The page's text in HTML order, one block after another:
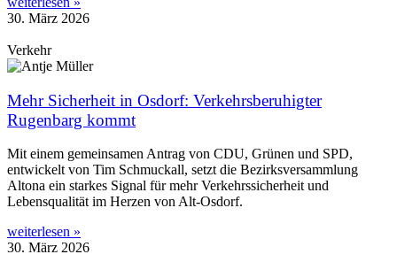
30. März 2026
Verkehr
Mehr Sicherheit in Osdorf: Verkehrsberuhigter
Rugenbarg kommt
Mit einem gemeinsamen Antrag von CDU, Grünen und SPD,
entwickelt von Tim Schmuckall, setzt die Bezirksversammlung
Altona ein starkes Signal für mehr Verkehrssicherheit und
Lebensqualität im Herzen von Alt-Osdorf.
weiterlesen »
30. März 2026